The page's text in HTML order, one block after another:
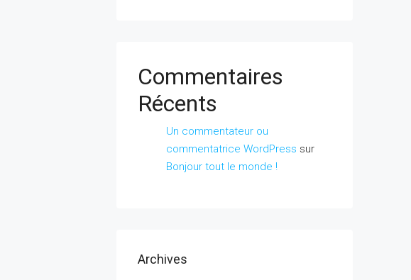
Commentaires
Récents
Un commentateur ou
commentatrice WordPress sur
Bonjour tout le monde !
Archives